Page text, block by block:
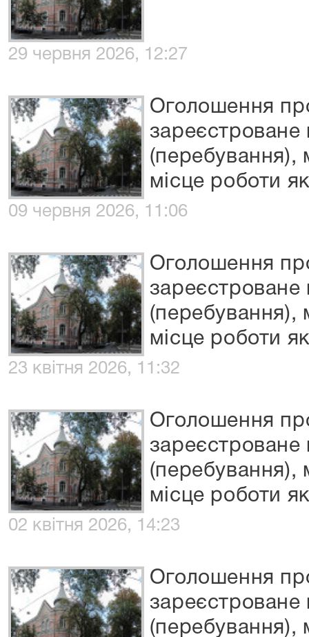
29 червня 2026, 12:27
Оголошення
(перебування),
місце роботи
09 червня 2026, 11:06
Оголошення
(перебування),
місце роботи
23 квітня 2026, 11:32
Оголошення
(перебування),
місце роботи
02 квітня 2026, 14:23
Оголошення
(перебування),